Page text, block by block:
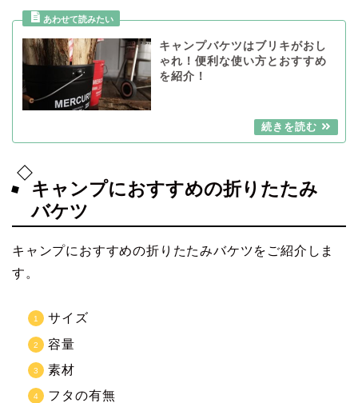
キャンプバケツはブリキがおし
ゃれ！便利な使い方とおすすめ
を紹介！
キャンプにおすすめの折りたたみ
バケツ
キャンプにおすすめの折りたたみバケツをご紹介しま
す。
サイズ
容量
素材
フタの有無